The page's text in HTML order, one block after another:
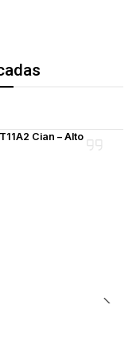
Cian – Alto